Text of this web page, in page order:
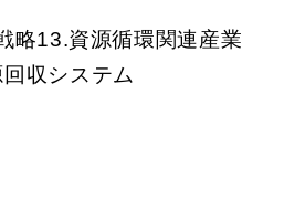
略13.資源循環関連産業
収システム